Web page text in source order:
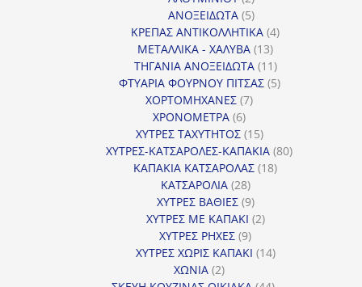
προϊόντα
ΑΝΟΞΕΙΔΩΤΑ 55
προϊόντα
ΚΡΕΠΑΣ ΑΝΤΙΚΟΛΛΗΤΙΚΑ 44
ΜΕΤΑΛΛΙΚΑ - ΧΑΛΥΒΑ 1313
προϊόντα
ΤΗΓΑΝΙΑ ΑΝΟΞΕΙΔΩΤΑ 1111
προϊόντα
ΦΤΥΑΡΙΑ ΦΟΥΡΝΟΥ ΠΙΤΣΑΣ 55
ΧΟΡΤΟΜΗΧΑΝΕΣ 77
ΧΡΟΝΟΜΕΤΡΑ 66
προϊόντα
ΧΥΤΡΕΣ ΤΑΧΥΤΗΤΟΣ 1515
προϊόντα
ΧΥΤΡΕΣ-ΚΑΤΣΑΡΟΛΕΣ-ΚΑΠΑΚΙΑ 8080
ΚΑΠΑΚΙΑ ΚΑΤΣΑΡΟΛΑΣ 1818
ΚΑΤΣΑΡΟΛΙΑ 2828
προϊόντα
ΧΥΤΡΕΣ ΒΑΘΙΕΣ 99
προϊόντα
ΧΥΤΡΕΣ ΜΕ ΚΑΠΑΚΙ 22
ΧΥΤΡΕΣ ΡΗΧΕΣ 99
προϊόντα
ΧΥΤΡΕΣ ΧΩΡΙΣ ΚΑΠΑΚΙ 1414
ΧΩΝΙΑ 22